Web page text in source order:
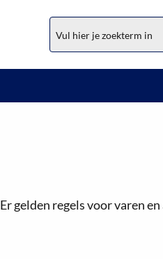
gelden regels voor varen